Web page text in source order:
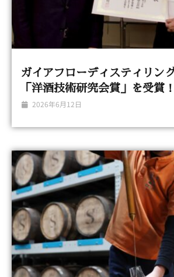
ガイアフローディスティリン
「洋酒技術研究会賞」を受賞！
2026年6月12日